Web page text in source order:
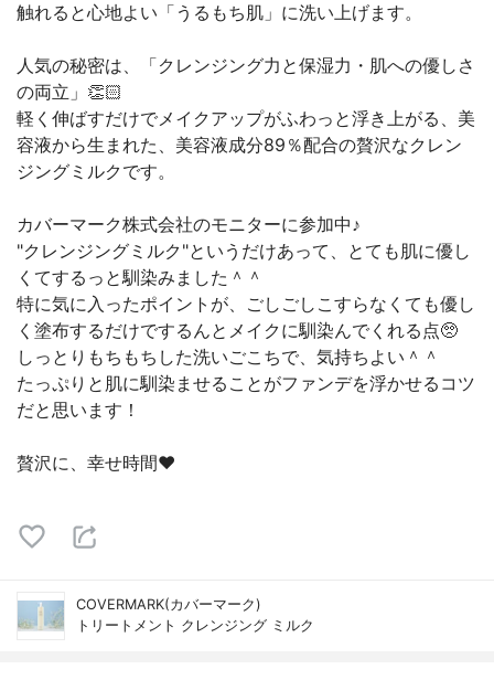
触れると心地よい「うるもち肌」に洗い上げます。
人気の秘密は、「クレンジング力と保湿力・肌への優しさ
の両立」👏🏻
軽く伸ばすだけでメイクアップがふわっと浮き上がる、美
容液から生まれた、美容液成分89％配合の贅沢なクレン
ジングミルクです。
カバーマーク株式会社のモニターに参加中♪
"クレンジングミルク"というだけあって、とても肌に優し
くてするっと馴染みました＾＾
特に気に入ったポイントが、ごしごしこすらなくても優し
く塗布するだけでするんとメイクに馴染んでくれる点🥺
しっとりもちもちした洗いごこちで、気持ちよい＾＾
たっぷりと肌に馴染ませることがファンデを浮かせるコツ
だと思います！
贅沢に、幸せ時間❤︎
COVERMARK(カバーマーク)
トリートメント クレンジング ミルク